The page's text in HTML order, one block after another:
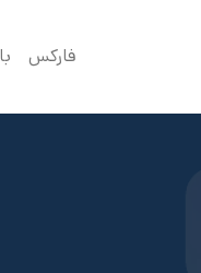
فارکس